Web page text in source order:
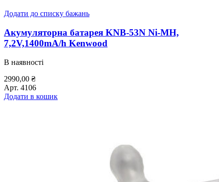
Додати до списку бажань
Акумуляторна батарея KNB-53N Ni-MH,
7,2V,1400mA/h Kenwood
В наявності
2990,00 ₴
Арт. 4106
Додати в кошик